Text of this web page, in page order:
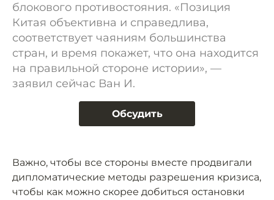
блокового противостояния. «Позиция
Китая объективна и справедлива,
соответствует чаяниям большинства
стран, и время покажет, что она находится
на правильной стороне истории», —
заявил сейчас Ван И.
Обсудить
Важно, чтобы все стороны вместе продвигали
дипломатические методы разрешения кризиса,
чтобы как можно скорее добиться остановки